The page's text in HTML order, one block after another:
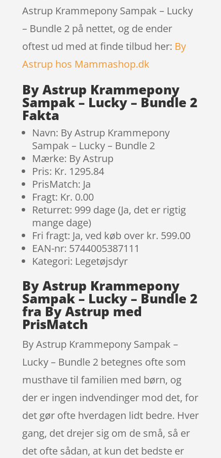
Astrup Krammepony Sampak – Lucky
– Bundle 2 på nettet, og de ender
oftest ud med at finde tilbud her: By
Astrup hos Mammashop.dk
By Astrup Krammepony
Sampak – Lucky – Bundle 2
Fakta
Navn: By Astrup Krammepony
Sampak – Lucky – Bundle 2
Mærke: By Astrup
Pris: Kr. 1295.84
PrisMatch: Ja
Fragt: Kr. 0.00
Returret: 999 dage (Ja, det er rigtig
mange dage)
Fri fragt: Ja, ved køb over kr. 599.00
EAN-nr: 5744005387111
Kategori: Legetøjsdyr
By Astrup Krammepony
Sampak – Lucky – Bundle 2
fra By Astrup med
PrisMatch
By Astrup Krammepony Sampak –
Lucky – Bundle 2 betegnes ofte som
musthave til familien med børn, og
der er ingen indvendinger mod det, for
det gør ofte hverdagen lidt bedre. Hver
gang, det drejer sig om de små, så er
det ofte sådan, at kun det bedste er